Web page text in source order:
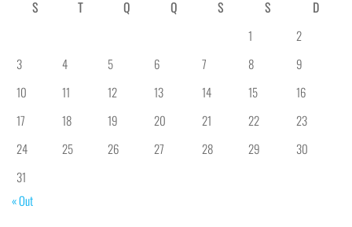
S
T Q Q S S
D
1
2
3
4 5 6 7 8
9
10
11 12 13 14 15
16
17
18 19 20 21 22
23
24
25 26 27 28 29
30
31
« Out